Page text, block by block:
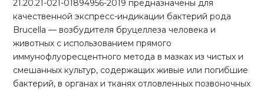
21.20.21-021-01894956-2019 предназначены для
качественной экспресс-индикации бактерий рода
Brucella — возбудителя бруцеллеза человека и
животных с использованием прямого
иммунофлуоресцентного метода в мазках из чистых и
смешанных культур, содержащих живые или погибшие
бактерий, в органах и тканях отловленных позвоночных